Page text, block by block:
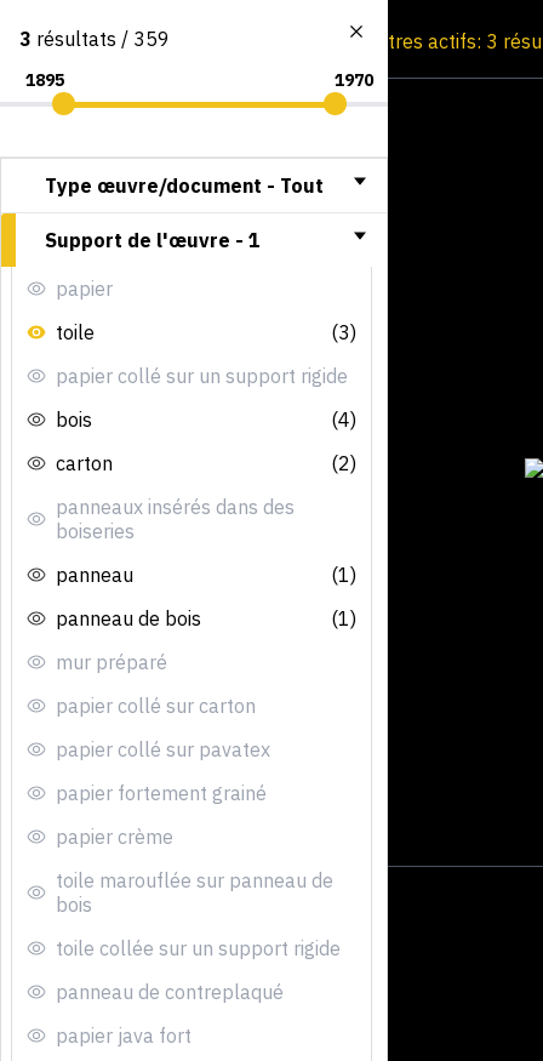
Consultation par image Filtres actifs: 3
3 résultats / 359
Type œuvre/document - Tout
Support de l'œuvre - 1
papier
toile
(3)
papier collé sur un support rigide
bois
(4)
carton
(2)
panneaux insérés dans des
boiseries
panneau
(1)
panneau de bois
(1)
mur préparé
papier collé sur carton
papier collé sur pavatex
papier fortement grainé
papier crème
toile marouflée sur panneau de
bois
toile collée sur un support rigide
panneau de contreplaqué
papier java fort